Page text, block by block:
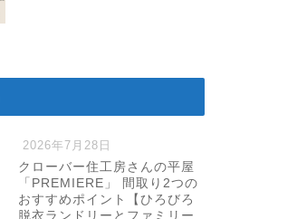
2026年7月28日
クローバー住工房さんの平屋
「PREMIERE」 間取り2つの
おすすめポイント【ひろびろ
脱衣ランドリーとファミリー